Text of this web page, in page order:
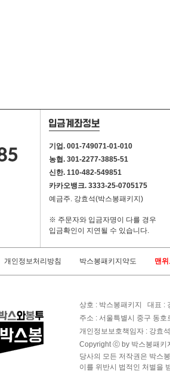
기업. 001-749071-01-010
농협. 301-2277-3885-51
신한. 110-482-549851
카카오뱅크. 3333-25-0705175
예금주. 강효석(박스봉패키지)
※ 주문자와 입금자명이 다를 경우
입금확인이 지연될 수 있습니다.
개인정보처리방침 박스봉패키지약도 맨
상호 : 박스봉패키지 대표 :
주소 : 서울특별시 중구 동
개인정보보호책임자 : 강
Copyright ⓒ by 박스봉패키
당사의 모든 저작권은 박스
이를 위반시 법적인 처벌을